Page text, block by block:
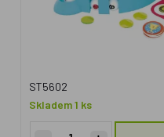
ST5602
Skladem 1 ks